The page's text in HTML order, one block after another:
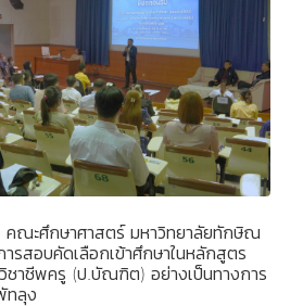
คณะศึกษาศาสตร์ มหาวิทยาลัยทักษิณ
รสอบคัดเลือกเข้าศึกษาในหลักสูตร
าชีพครู (ป.บัณฑิต) อย่างเป็นทางการ
ทลุง